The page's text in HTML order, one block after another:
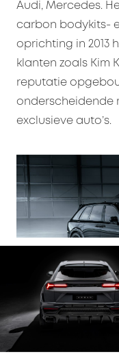
Audi, Mercedes.
carbon bodykits-
oprichting in 2013
klanten zoals Kim
reputatie
onderscheidende
exclusieve auto’s.